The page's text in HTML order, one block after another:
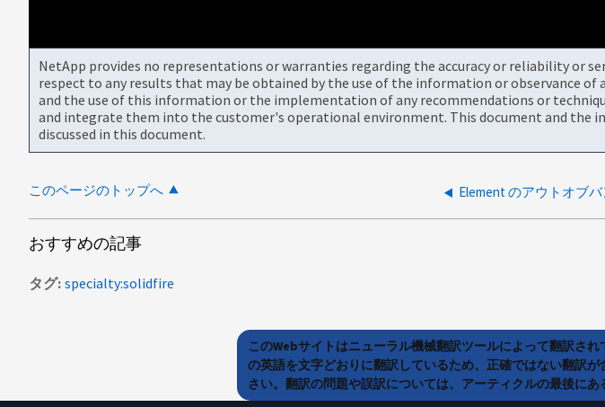
NetApp provides no representations or warranties regarding the accuracy or reliability
respect to any results that may be obtained by the use of the information or observance
and the use of this information or the implementation of any recommendations or
and integrate them into the customer's operational environment. This document and the
discussed in this document.
このページのトップへ
おすすめの記事
タグ specialty:solidfire
このWebサイトはニューラル機械翻訳ツールによって翻訳さ
の英語を文字どおりに翻訳しているため、正確ではない翻訳
さい。翻訳の問題や誤訳については、アーティクルの最後に